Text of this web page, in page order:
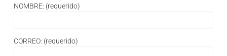
NOMBRE: (requerido)
CORREO: (requerido)